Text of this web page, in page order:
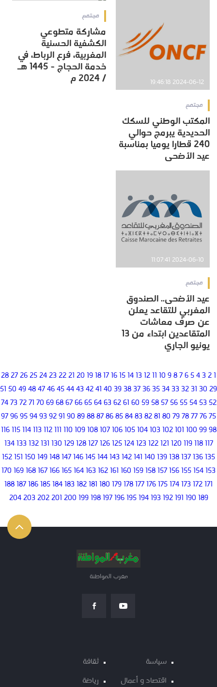
2024-06-12 19:46:18
مجتمع
المكتب الوطني للسكك
الحديدية يبرمج حوالي
240 قطارا يوميا بمناسبة
عيد الأضحى
مجتمع
مشاركة متطوعي
الكشفية الحسنية
المغربية، فرع الرباط، في
خدمة الحجاج - 1445 هـ
/ 2024 م
2024-06-10 11:07:41
مجتمع
عيد الأضحى.. الصندوق
المغربي للتقاعد يعلن
عن صرف معاشات
المتقاعدين ابتداء من 13
يونيو الجاري
1
2
3
4
5
6
7
8
9
10
11
12
13
14
15
16
17
18
19
20
21
22
23
24
25
26
27
28
29
30
31
32
33
34
35
36
37
38
39
40
41
42
43
44
45
46
47
48
49
50
51
52
53
54
55
56
57
58
59
60
61
62
63
64
65
66
67
68
69
70
71
72
73
74
75
76
77
78
79
80
81
82
83
84
85
86
87
88
89
90
91
92
93
94
95
96
97
98
99
100
101
102
103
104
105
106
107
108
109
110
111
112
113
114
115
116
117
118
119
120
121
122
123
124
125
126
127
128
129
130
131
132
133
134
135
136
137
138
139
140
141
142
143
144
145
146
147
148
149
150
151
152
153
154
155
156
157
158
159
160
161
162
163
164
165
166
167
168
169
170
171
172
173
174
175
176
177
178
179
180
181
182
183
184
185
186
187
188
189
190
191
192
193
194
195
196
197
198
199
200
201
202
203
204
مغرب المواطنة
سياسة
اقتصاد و أعمال
ثقافة
رياضة